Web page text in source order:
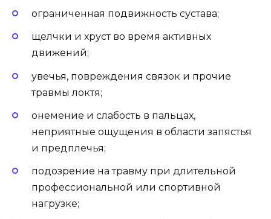
ограниченная подвижность сустава;
щелчки и хруст во время активных
движений;
увечья, повреждения связок и прочие
травмы локтя;
онемение и слабость в пальцах,
неприятные ощущения в области запястья
и предплечья;
подозрение на травму при длительной
профессиональной или спортивной
нагрузке;